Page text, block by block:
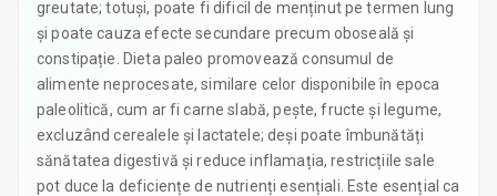
greutate; totuși, poate fi dificil de menținut pe termen lung
și poate cauza efecte secundare precum oboseală și
constipație. Dieta paleo promovează consumul de
alimente neprocesate, similare celor disponibile în epoca
paleolitică, cum ar fi carne slabă, pește, fructe și legume,
excluzând cerealele și lactatele; deși poate îmbunătăți
sănătatea digestivă și reduce inflamația, restricțiile sale
pot duce la deficiențe de nutrienți esențiali. Este esențial ca